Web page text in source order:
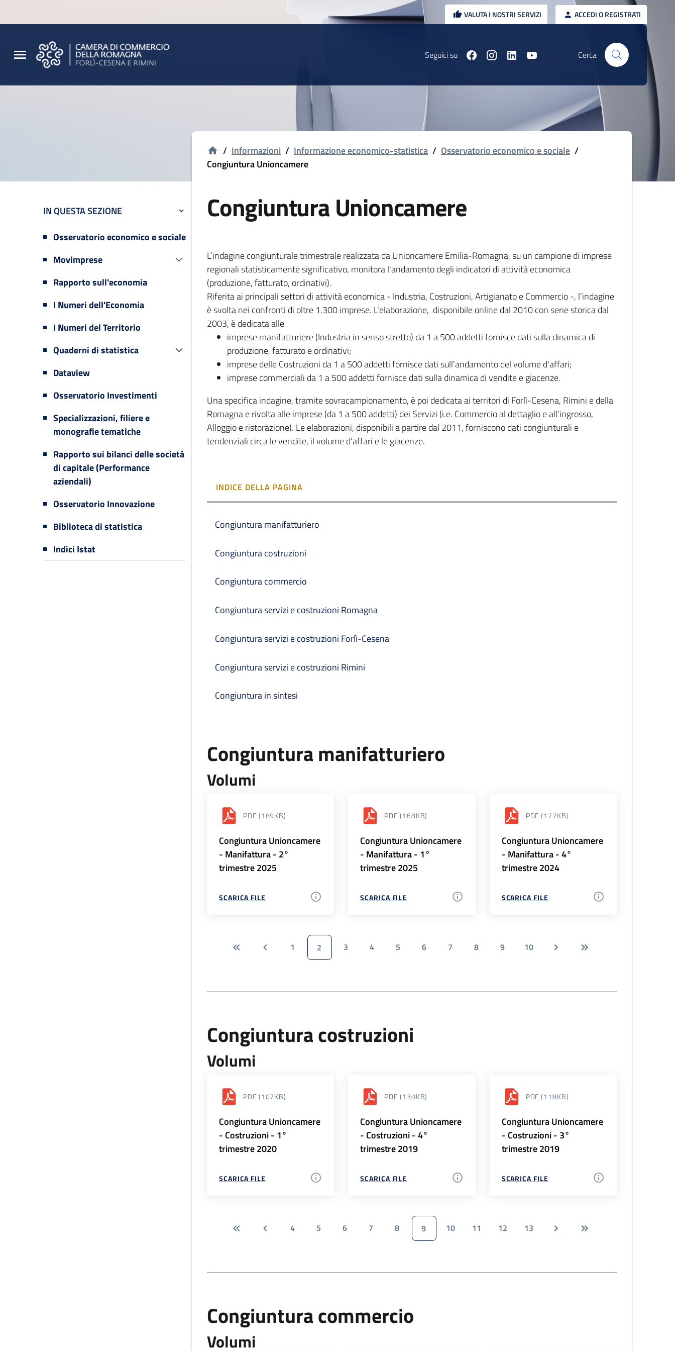
VALUTA I NOSTRI SERVIZI ACCEDI O REGISTRATI
Seguici su Cerca
IN QUESTA SEZIONE
Osservatorio economico e sociale
Movimprese
Rapporto sull'economia
I Numeri dell'Economia
I Numeri del Territorio
Quaderni di statistica
Dataview
Osservatorio Investimenti
Specializzazioni, filiere e
monografie tematiche
Rapporto sui bilanci delle società
di capitale (Performance
aziendali)
Osservatorio Innovazione
Biblioteca di statistica
Indici Istat
/ Informazioni / Informazione economico-statistica / Osservatorio economico e sociale /
Congiuntura Unioncamere
Congiuntura Unioncamere
L’indagine congiunturale trimestrale realizzata da Unioncamere Emilia-Romagna, su un campione di imprese
regionali statisticamente significativo, monitora l'andamento degli indicatori di attività economica
(produzione, fatturato, ordinativi).
Riferita ai principali settori di attività economica - Industria, Costruzioni, Artigianato e Commercio -, l’indagine
è svolta nei confronti di oltre 1.300 imprese. L'elaborazione, disponibile online dal 2010 con serie storica dal
2003, è dedicata alle
imprese manifatturiere (Industria in senso stretto) da 1 a 500 addetti fornisce dati sulla dinamica di
produzione, fatturato e ordinativi;
imprese delle Costruzioni da 1 a 500 addetti fornisce dati sull'andamento del volume d'affari;
imprese commerciali da 1 a 500 addetti fornisce dati sulla dinamica di vendite e giacenze.
Una specifica indagine, tramite sovracampionamento, è poi dedicata ai territori di Forlì-Cesena, Rimini e della
Romagna e rivolta alle imprese (da 1 a 500 addetti) dei Servizi (i.e. Commercio al dettaglio e all’ingrosso,
Alloggio e ristorazione). Le elaborazioni, disponibili a partire dal 2011, forniscono dati congiunturali e
tendenziali circa le vendite, il volume d’affari e le giacenze.
INDICE DELLA PAGINA
Congiuntura manifatturiero
Congiuntura costruzioni
Congiuntura commercio
Congiuntura servizi e costruzioni Romagna
Congiuntura servizi e costruzioni Forlì-Cesena
Congiuntura servizi e costruzioni Rimini
Congiuntura in sintesi
Congiuntura manifatturiero
Volumi
PDF (189KB)
Congiuntura Unioncamere
- Manifattura - 2°
trimestre 2025
SCARICA FILE
PDF (168KB)
Congiuntura Unioncamere
- Manifattura - 1°
trimestre 2025
SCARICA FILE
PDF (177KB)
Congiuntura Unioncamere
- Manifattura - 4°
trimestre 2024
SCARICA FILE
1 2 3 4 5 6 7 8 9 10
Congiuntura costruzioni
Volumi
PDF (107KB)
Congiuntura Unioncamere
- Costruzioni - 1°
trimestre 2020
SCARICA FILE
PDF (130KB)
Congiuntura Unioncamere
- Costruzioni - 4°
trimestre 2019
SCARICA FILE
PDF (118KB)
Congiuntura Unioncamere
- Costruzioni - 3°
trimestre 2019
SCARICA FILE
4 5 6 7 8 9 10 11 12 13
Congiuntura commercio
Volumi